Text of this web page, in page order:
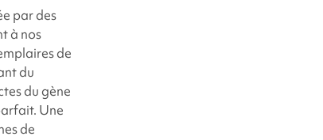
par des
à nos
de
du
du gène
Une
de